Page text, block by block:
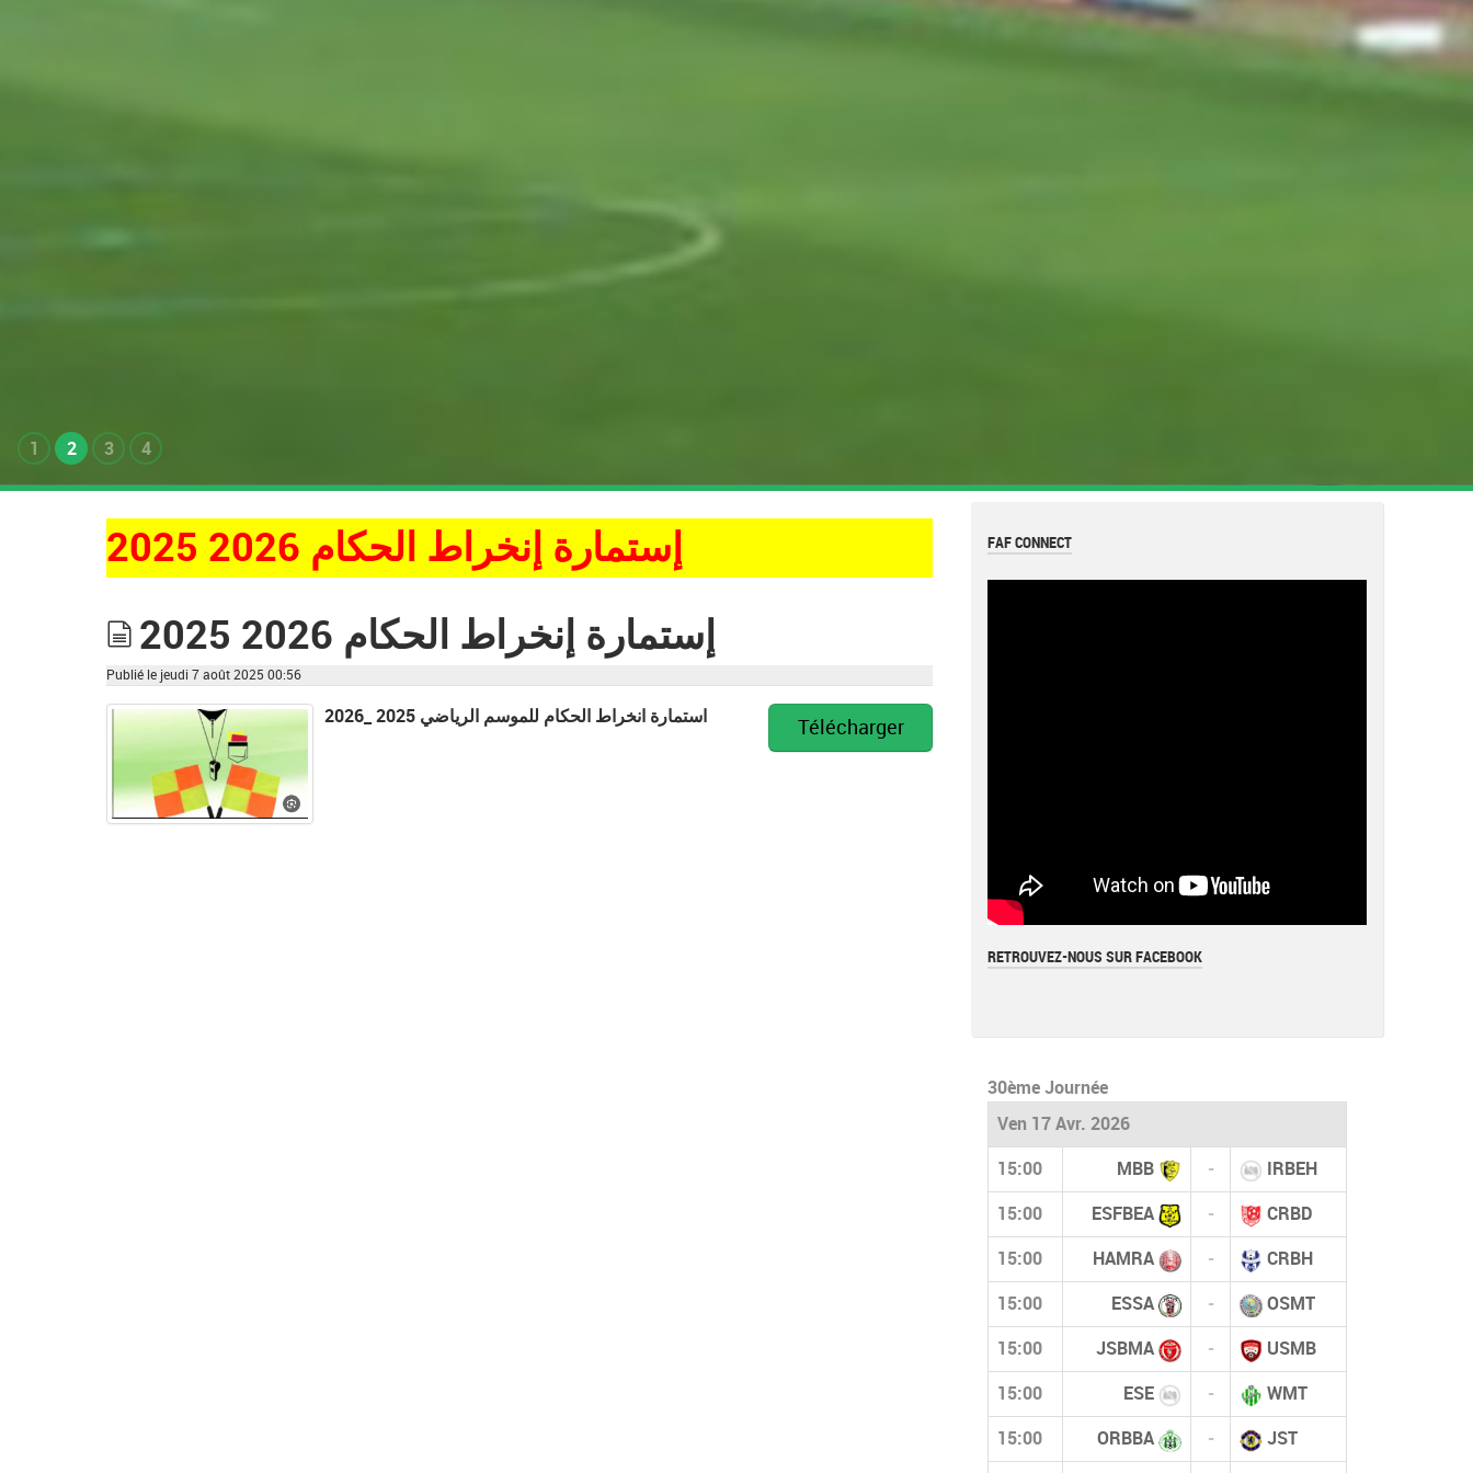
1 2 3 4
إستمارة إنخراط الحكام 2026 2025
إستمارة إنخراط الحكام 2026 2025
Publié le jeudi 7 août 2025 00:56
Télécharger استمارة انخراط الحكام للموسم الرياضي 2025 _2026
FAF CONNECT
RETROUVEZ-NOUS SUR FACEBOOK
30ème Journée
Ven 17 Avr. 2026
15:00 MBB - IRBEH
15:00 ESFBEA - CRBD
15:00 HAMRA - CRBH
15:00 ESSA - OSMT
15:00 JSBMA - USMB
15:00 ESE - WMT
15:00 ORBBA - JST